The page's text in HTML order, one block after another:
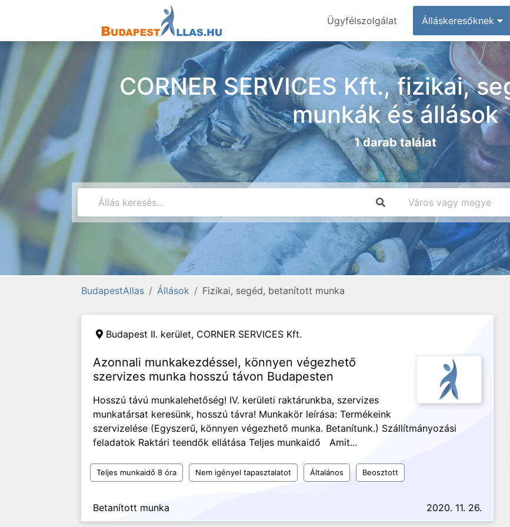
Ügyfélszolgálat Álláskeresőknek
CORNER SERVICES Kft., fizikai,
munkák és állások
1 darab találat
BudapestAllas Állások Fizikai, segéd, betanított munka
Budapest II. kerület, CORNER SERVICES Kft.
Azonnali munkakezdéssel, könnyen végezhető
szervizes munka hosszú távon Budapesten
Hosszú távú munkalehetőség! IV. kerületi raktárunkba, szervizes
munkatársat keresünk, hosszú távra! Munkakör leírása: Termékeink
szervizelése (Egyszerű, könnyen végezhető munka. Betanítunk.) Szállítmányozási
feladatok Raktári teendők ellátása Teljes munkaidő Amit...
Teljes munkaidő 8 óra Nem igényel tapasztalatot Általános Beosztott
Betanított munka 2020. 11. 26.